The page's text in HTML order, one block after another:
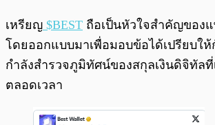
เหรียญ $BEST ถือเป็นหัวใจสำคัญของ
โดยออกแบบมาเพื่อมอบข้อได้เปรียบใ
กำลังสำรวจภูมิทัศน์ของสกุลเงินดิจิทัล
ตลอดเวลา